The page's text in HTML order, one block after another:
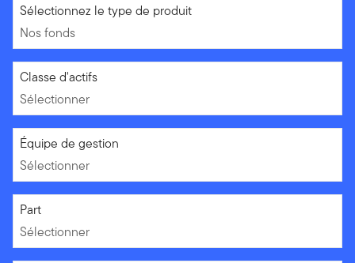
Nos fonds
Sélectionnez le type de produit
Nos fonds
Sélectionner
Classe d'actifs
Sélectionner
Sélectionner
Équipe de gestion
Sélectionner
Sélectionner
Part
Sélectionner